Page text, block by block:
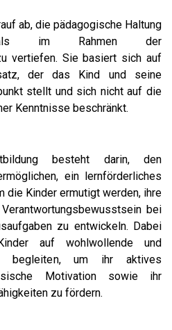
ab, die pädagogische Haltung
im Rahmen der
vertiefen. Sie basiert sich auf
der das Kind und seine
stellt und sich nicht auf die
Kenntnisse beschränkt.
besteht darin, den
ein lernförderliches
die Kinder ermutigt werden, ihre
bei
zu entwickeln. Dabei
auf wohlwollende und
begleiten, um ihr aktives
Motivation sowie ihr
zu fördern.